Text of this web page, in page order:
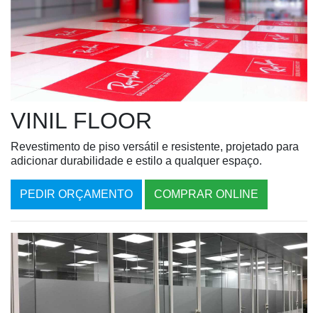
VINIL FLOOR
Revestimento de piso versátil e resistente, projetado para
adicionar durabilidade e estilo a qualquer espaço.
PEDIR ORÇAMENTO COMPRAR ONLINE